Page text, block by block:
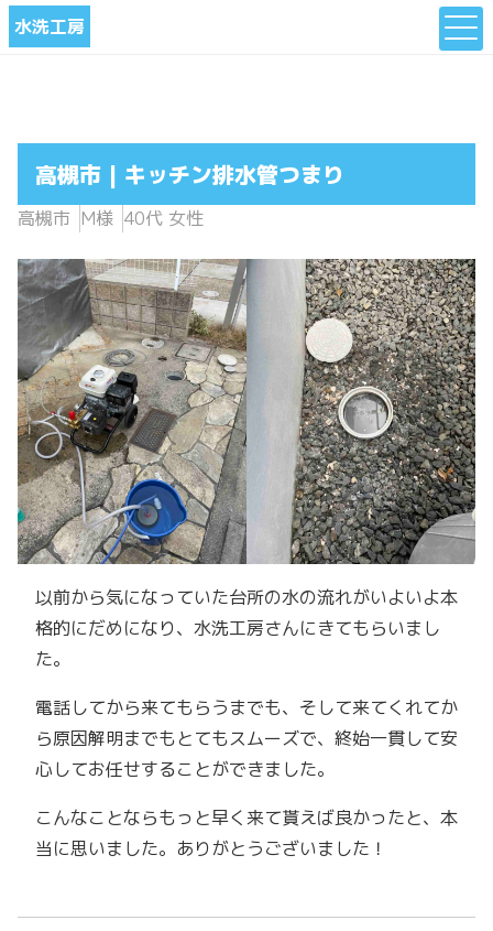
水洗工房
高槻市 | キッチン排水管つまり
高槻市 M様 40代 女性
以前から気になっていた台所の水の流れがいよいよ本
格的にだめになり、水洗工房さんにきてもらいまし
た。
電話してから来てもらうまでも、そして来てくれてか
ら原因解明までもとてもスムーズで、終始一貫して安
心してお任せすることができました。
こんなことならもっと早く来て貰えば良かったと、本
当に思いました。ありがとうございました！